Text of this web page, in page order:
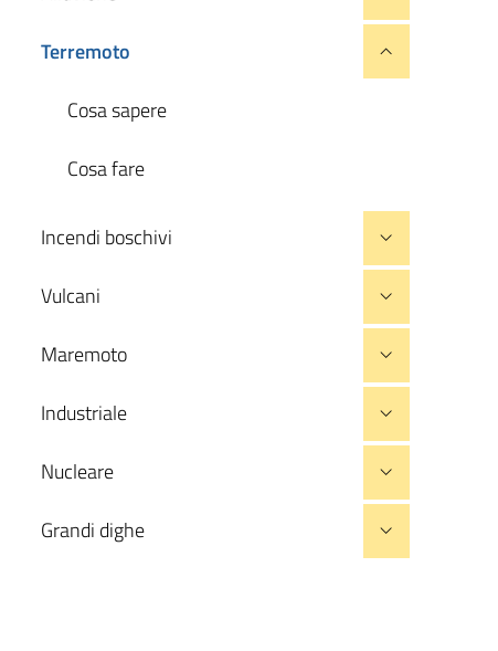
Terremoto
Cosa sapere
Cosa fare
Incendi boschivi
Vulcani
Maremoto
Industriale
Nucleare
Grandi dighe